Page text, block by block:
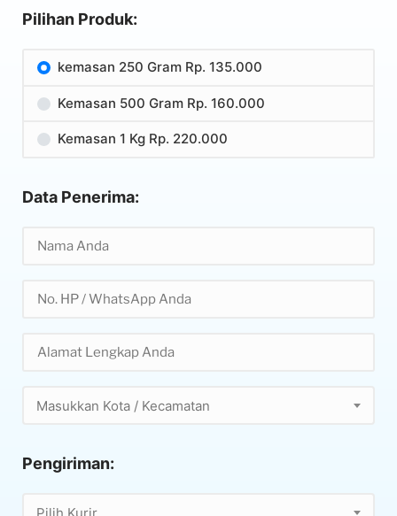
Pilihan Produk:
kemasan 250 Gram Rp. 135.000
Kemasan 500 Gram Rp. 160.000
Kemasan 1 Kg Rp. 220.000
Data Penerima:
Masukkan Kota / Kecamatan
Pengiriman: